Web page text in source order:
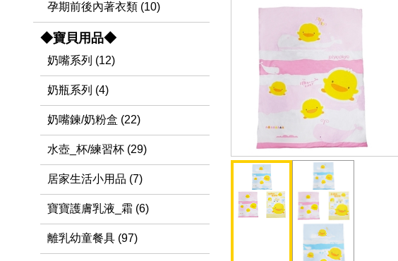
孕期前後內著衣類 (10)
◆寶貝用品◆
奶嘴系列 (12)
奶瓶系列 (4)
奶嘴鍊/奶粉盒 (22)
水壺_杯/練習杯 (29)
居家生活小用品 (7)
寶寶護膚乳液_霜 (6)
離乳幼童餐具 (97)